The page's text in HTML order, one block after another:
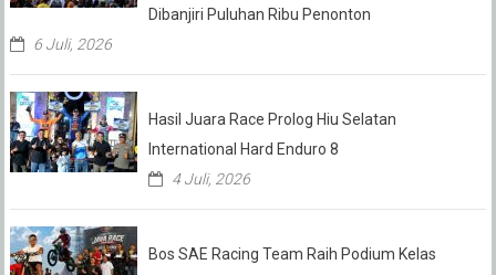
Dibanjiri Puluhan Ribu Penonton
6 Juli, 2026
Hasil Juara Race Prolog Hiu Selatan
International Hard Enduro 8
4 Juli, 2026
Bos SAE Racing Team Raih Podium Kelas